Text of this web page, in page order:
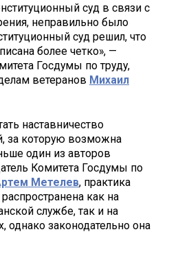
суд в связи с
неправильно было
суд решил, что
более четко», —
Госдумы по труду,
ветеранов Михаил
наставничество
за которую возможна
один из авторов
Комитета Госдумы по
Метелев, практика
как на
службе, так и на
однако законодательно она